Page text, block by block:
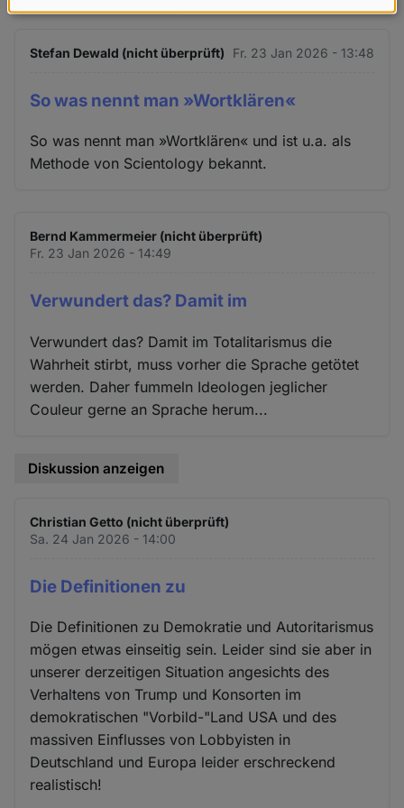
Stefan Dewald (nicht überprüft) Fr. 23 Jan 2026 - 13:48
So was nennt man »Wortklären«
So was nennt man »Wortklären« und ist u.a. als
Methode von Scientology bekannt.
Bernd Kammermeier (nicht überprüft)
Fr. 23 Jan 2026 - 14:49
Verwundert das? Damit im
Verwundert das? Damit im Totalitarismus die
Wahrheit stirbt, muss vorher die Sprache getötet
werden. Daher fummeln Ideologen jeglicher
Couleur gerne an Sprache herum...
Diskussion anzeigen
Christian Getto (nicht überprüft)
Sa. 24 Jan 2026 - 14:00
Die Definitionen zu
Die Definitionen zu Demokratie und Autoritarismus
mögen etwas einseitig sein. Leider sind sie aber in
unserer derzeitigen Situation angesichts des
Verhaltens von Trump und Konsorten im
demokratischen "Vorbild-"Land USA und des
massiven Einflusses von Lobbyisten in
Deutschland und Europa leider erschreckend
realistisch!
Daten